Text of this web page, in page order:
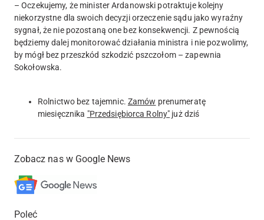
– Oczekujemy, że minister Ardanowski potraktuje kolejny
niekorzystne dla swoich decyzji orzeczenie sądu jako wyraźny
sygnał, że nie pozostaną one bez konsekwencji. Z pewnością
będziemy dalej monitorować działania ministra i nie pozwolimy,
by mógł bez przeszkód szkodzić pszczołom – zapewnia
Sokołowska.
Rolnictwo bez tajemnic. Zamów prenumeratę
miesięcznika "Przedsiębiorca Rolny" już dziś
Zobacz nas w Google News
Poleć